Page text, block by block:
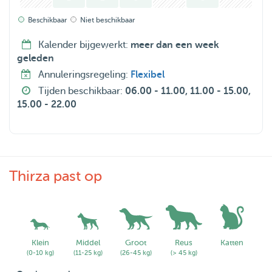
Beschikbaar Niet beschikbaar
Kalender bijgewerkt: meer dan een week
geleden
Annuleringsregeling: Flexibel
Tijden beschikbaar: 06.00 - 11.00, 11.00 - 15.00,
15.00 - 22.00
Thirza past op
Klein
(0-10 kg)
Middel
(11-25 kg)
Groot
(26-45 kg)
Reus
(> 45 kg)
Katten